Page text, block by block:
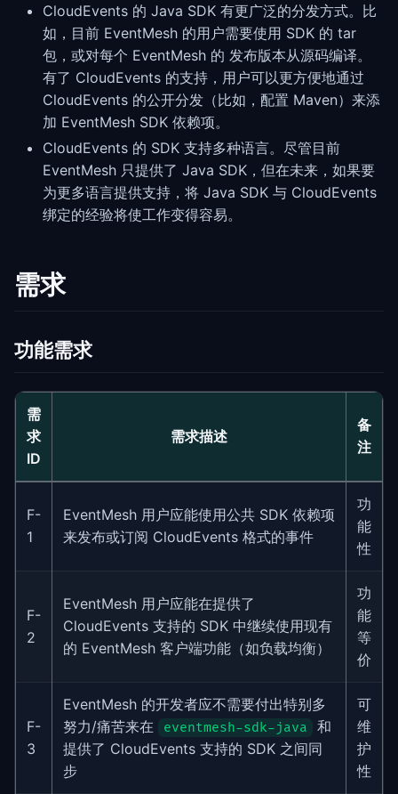
CloudEvents 的 Java SDK 有更广泛的分发方式。比
如，目前 EventMesh 的用户需要使用 SDK 的 tar
包，或对每个 EventMesh 的 发布版本从源码编译。
有了 CloudEvents 的支持，用户可以更方便地通过
CloudEvents 的公开分发（比如，配置 Maven）来添
加 EventMesh SDK 依赖项。
CloudEvents 的 SDK 支持多种语言。尽管目前
EventMesh 只提供了 Java SDK，但在未来，如果要
为更多语言提供支持，将 Java SDK 与 CloudEvents
绑定的经验将使工作变得容易。
需求
功能需求
需
求
ID
需求描述
备
注
F-
1
EventMesh 用户应能使用公共 SDK 依赖项
来发布或订阅 CloudEvents 格式的事件
功
能
性
F-
2
EventMesh 用户应能在提供了
CloudEvents 支持的 SDK 中继续使用现有
的 EventMesh 客户端功能（如负载均衡）
功
能
等
价
F-
3
EventMesh 的开发者应不需要付出特别多
努力/痛苦来在
eventmesh-sdk-java
和
提供了 CloudEvents 支持的 SDK 之间同
步
可
维
护
性